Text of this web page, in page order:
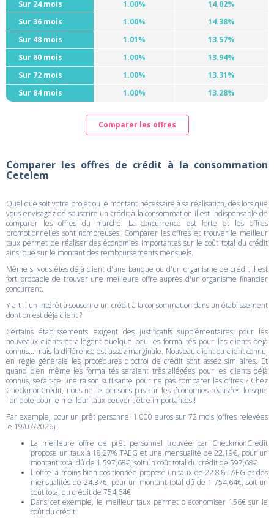
Sur 24 mois
1.00%
14.02%
Sur 36 mois
1.00%
14.38%
Sur 48 mois
1.01%
13.57%
Sur 60 mois
1.00%
13.94%
Sur 72 mois
1.00%
13.31%
Sur 84 mois
1.00% 13.28%
Comparer les offres
Comparer les offres de crédit à la consommation
Cetelem
Quel que soit votre projet ou le montant nécessaire à sa réalisation, dès lors que
vous envisagez de souscrire un crédit à la consommation il est indispensable de
comparer les offres du marché. La concurrence est forte et les offres
promotionnelles sont nombreuses. Comparer les offres et trouver le meilleur
taux permet de réaliser des économies importantes sur le coût total du crédit
ainsi que sur le montant des remboursements mensuels.
Même si vous êtes déjà client d'une banque ou d'un organisme de crédit il est
fort probable de trouver une meilleure offre auprès d'un organisme financier
concurrent.
Y a-t-il un intérêt à souscrire un crédit à la consommation dans un établissement
dont on est déjà client ?
Certains établissements exigent des justificatifs supplémentaires pour les
nouveaux clients et allègent quelque peu les formalités pour les clients déjà
connus... mais la différence est assez marginale. Nouveau client ou client connu,
en règle générale les procédures d'octroi de crédit sont assez similaires. Et
quand bien même les formalités seraient très allégées pour les clients déjà
connus, serait-ce une raison suffisante pour ne pas comparer les offres ? Chez
CheckmonCredit, nous ne le pensons pas car les économies réalisées lorsque
l'on opte pour le meilleur taux peuvent être importantes !
Par exemple, pour un prêt personnel 1 000 euros sur 72 mois (offres relevées
le 19/07/2026):
La meilleure offre de prêt personnel trouvée par CheckmonCredit
propose un taux à 18.27% TAEG et une mensualité de 22.19€, pour un
montant total dû de 1 597,68€, soit un coût total du crédit de 597,68€
L'offre la moins bien positionnée propose un taux de 22.8% TAEG et des
mensualités de 24.37€, pour un montant total dû de 1 754,64€, soit un
coût total du crédit de 754,64€
Dans cet exemple, le meilleur taux permet d'économiser 156€ sur le
coût du crédit !